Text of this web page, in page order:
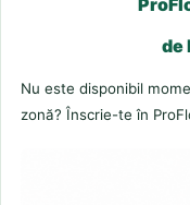
de
Nu este disponibil
zonă? Înscrie-te în